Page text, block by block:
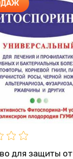
для защиты от